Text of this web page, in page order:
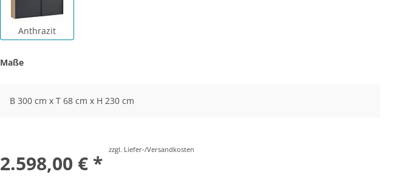
Anthrazit
Maße
B 300 cm x T 68 cm x H 230 cm
2.598,00 € *
zzgl. Liefer-/Versandkosten